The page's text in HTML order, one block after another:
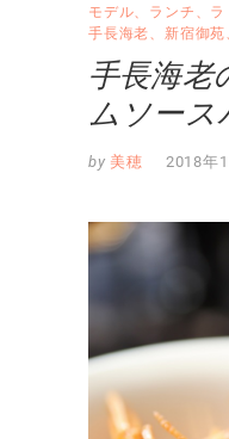
モデル、 ランチ 、 ラ
手長海老、 新宿御苑
手長海老
ムソース
by 美穂 2018年